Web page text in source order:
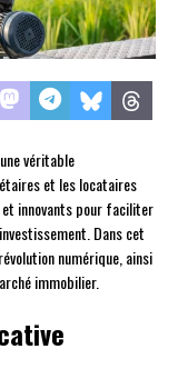
véritable
et les locataires
innovants pour faciliter
Dans cet
numérique, ainsi
immobilier.